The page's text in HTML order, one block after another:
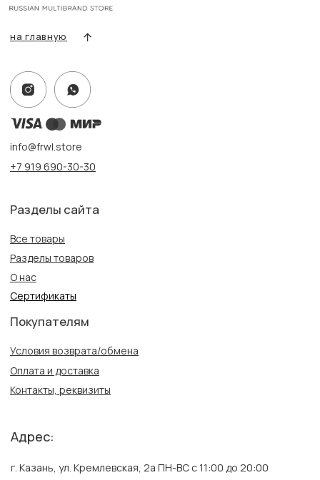
Информация
Политика конфиденциальности
Публичная оферта
Создание сайта
ПН-ВС с 10:00 до 22:00